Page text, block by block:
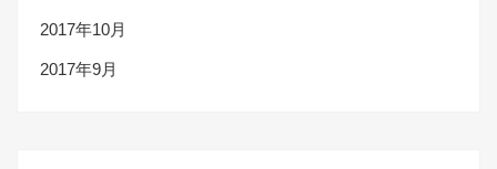
2017年10月
2017年9月